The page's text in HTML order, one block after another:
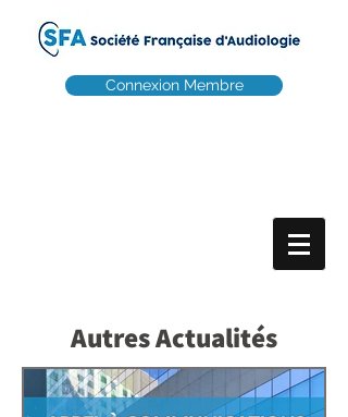
Connexion Membre
Autres Actualités